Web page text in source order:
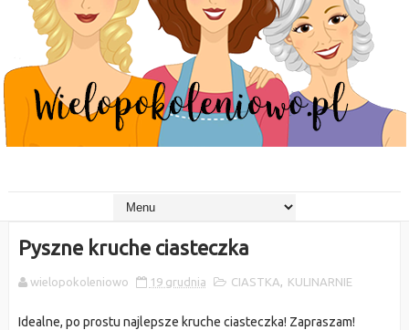
Pyszne kruche ciasteczka
wielopokoleniowo 19 grudnia CIASTKA, KULINARNIE
Idealne, po prostu najlepsze kruche ciasteczka! Zapraszam!